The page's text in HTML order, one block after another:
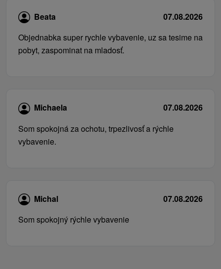
Beata
07.08.2026
Objednabka super rychle vybavenie, uz sa tesime na
pobyt, zaspominat na mladosť.
Michaela
07.08.2026
Som spokojná za ochotu, trpezlivosť a rýchle
vybavenie.
Michal
07.08.2026
Som spokojný rýchle vybavenie